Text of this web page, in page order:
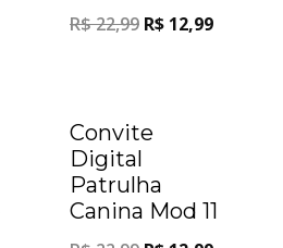
R$22,99 R$ 12,99
Convite
Digital
Patrulha
Canina Mod 11